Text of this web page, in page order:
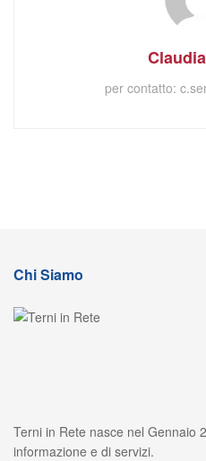
per contatto:
Chi Siamo
Terni in Rete nasce nel Gennaio
informazione e di servizi.